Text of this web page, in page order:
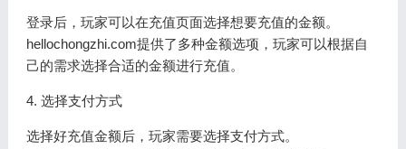
登录后，玩家可以在充值页面选择想要充值的金额。
hellochongzhi.com提供了多种金额选项，玩家可以根据自
己的需求选择合适的金额进行充值。
4. 选择支付方式
选择好充值金额后，玩家需要选择支付方式。